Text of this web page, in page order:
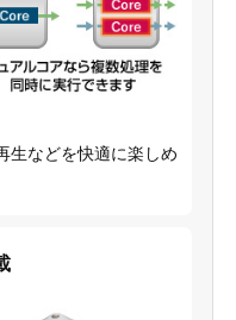
生などを快適に楽しめ